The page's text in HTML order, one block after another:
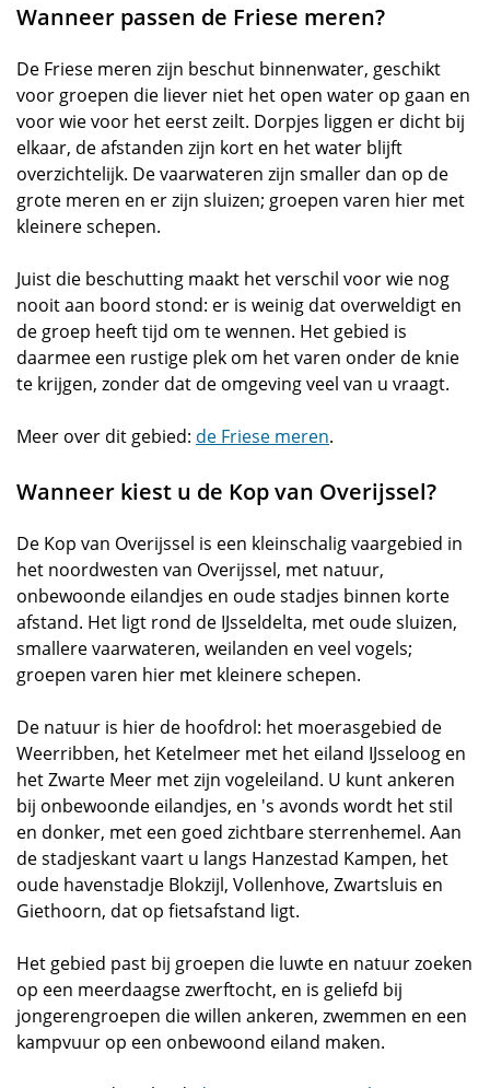
Wanneer passen de Friese meren?
De Friese meren zijn beschut binnenwater, geschikt
voor groepen die liever niet het open water op gaan en
voor wie voor het eerst zeilt. Dorpjes liggen er dicht bij
elkaar, de afstanden zijn kort en het water blijft
overzichtelijk. De vaarwateren zijn smaller dan op de
grote meren en er zijn sluizen; groepen varen hier met
kleinere schepen.
Juist die beschutting maakt het verschil voor wie nog
nooit aan boord stond: er is weinig dat overweldigt en
de groep heeft tijd om te wennen. Het gebied is
daarmee een rustige plek om het varen onder de knie
te krijgen, zonder dat de omgeving veel van u vraagt.
Meer over dit gebied: de Friese meren.
Wanneer kiest u de Kop van Overijssel?
De Kop van Overijssel is een kleinschalig vaargebied in
het noordwesten van Overijssel, met natuur,
onbewoonde eilandjes en oude stadjes binnen korte
afstand. Het ligt rond de IJsseldelta, met oude sluizen,
smallere vaarwateren, weilanden en veel vogels;
groepen varen hier met kleinere schepen.
De natuur is hier de hoofdrol: het moerasgebied de
Weerribben, het Ketelmeer met het eiland IJsseloog en
het Zwarte Meer met zijn vogeleiland. U kunt ankeren
bij onbewoonde eilandjes, en 's avonds wordt het stil
en donker, met een goed zichtbare sterrenhemel. Aan
de stadjeskant vaart u langs Hanzestad Kampen, het
oude havenstadje Blokzijl, Vollenhove, Zwartsluis en
Giethoorn, dat op fietsafstand ligt.
Het gebied past bij groepen die luwte en natuur zoeken
op een meerdaagse zwerftocht, en is geliefd bij
jongerengroepen die willen ankeren, zwemmen en een
kampvuur op een onbewoond eiland maken.